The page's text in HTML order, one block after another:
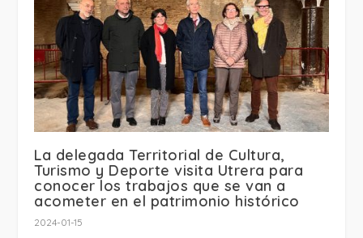
La delegada Territorial de Cultura,
Turismo y Deporte visita Utrera para
conocer los trabajos que se van a
acometer en el patrimonio histórico
2024-01-15